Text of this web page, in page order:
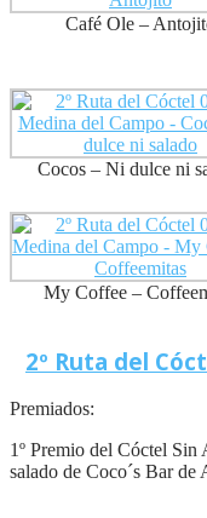
Café Ole –
Cocos – Ni dulce ni
My Coffee –
2º Ruta del
Premiados:
1º Premio del Cóctel
salado de Coco´s Bar de